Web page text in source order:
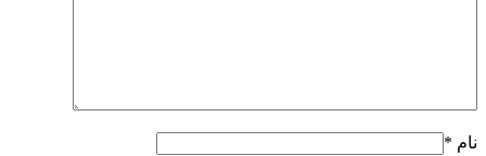
نام *